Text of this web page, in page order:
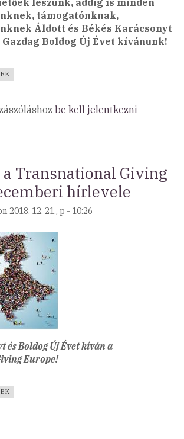
támogatónknak,
Áldott és Békés Karácsonyt
Boldog Új Évet kívánunk!
be kell jelentkezni
Transnational Giving
hírlevele
2018. 12. 21., p - 10:26
és Boldog Új Évet kíván a
Europe!